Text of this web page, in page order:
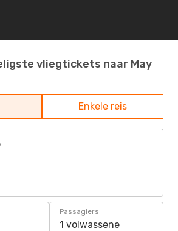
vliegtickets naar May
Enkele reis
Passagiers
1 volwassene